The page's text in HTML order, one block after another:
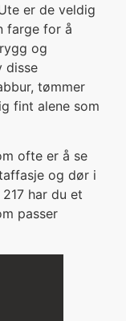
er de veldig
farge for å
og
disse
tømmer
fint alene som
ofte er å se
og dør i
har du et
passer